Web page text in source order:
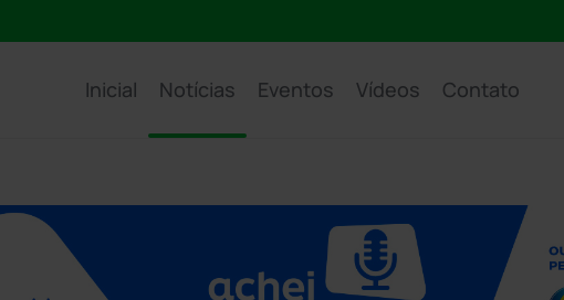
Inicial Notícias Eventos Vídeos Contato